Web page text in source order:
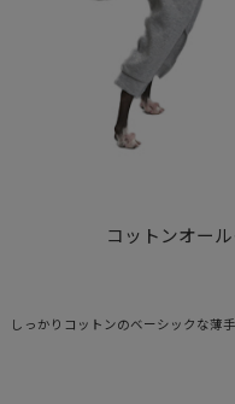
コットンオー
しっかりコットンのベーシックな薄